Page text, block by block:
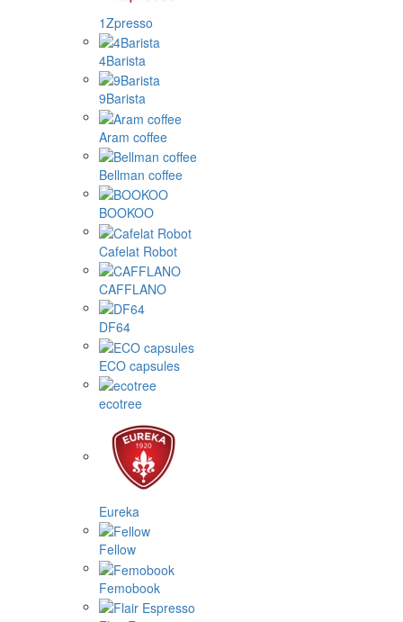
1Zpresso
4Barista
9Barista
Aram coffee
Bellman coffee
BOOKOO
Cafelat Robot
CAFFLANO
DF64
ECO capsules
ecotree
Eureka
Fellow
Femobook